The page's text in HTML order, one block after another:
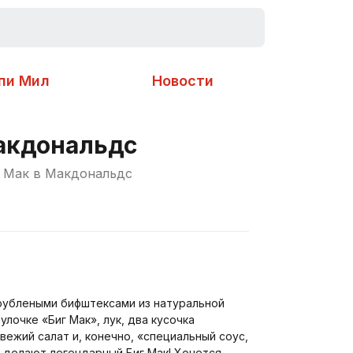
Мил Новости
в Макдональдс
бифштексами из натуральной
«Биг Мак», лук, два кусочка
салат и, конечно, «специальный соус,